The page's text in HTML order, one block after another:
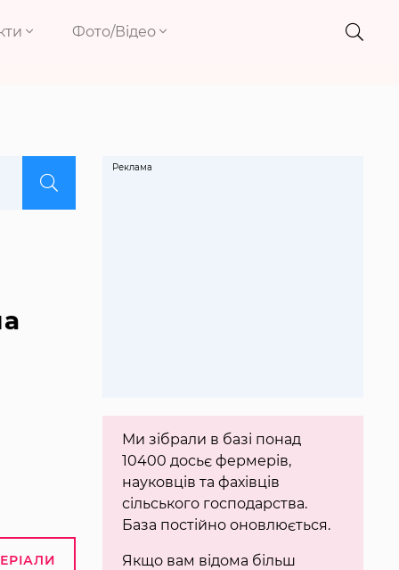
Фото/Відео
Ми зібрали в базі понад
10400 досьє фермерів,
науковців та фахівців
сільського господарства.
База постійно оновлюється.
Якщо вам відома більш
Реклама